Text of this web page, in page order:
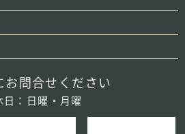
お問合せください
日：日曜・月曜